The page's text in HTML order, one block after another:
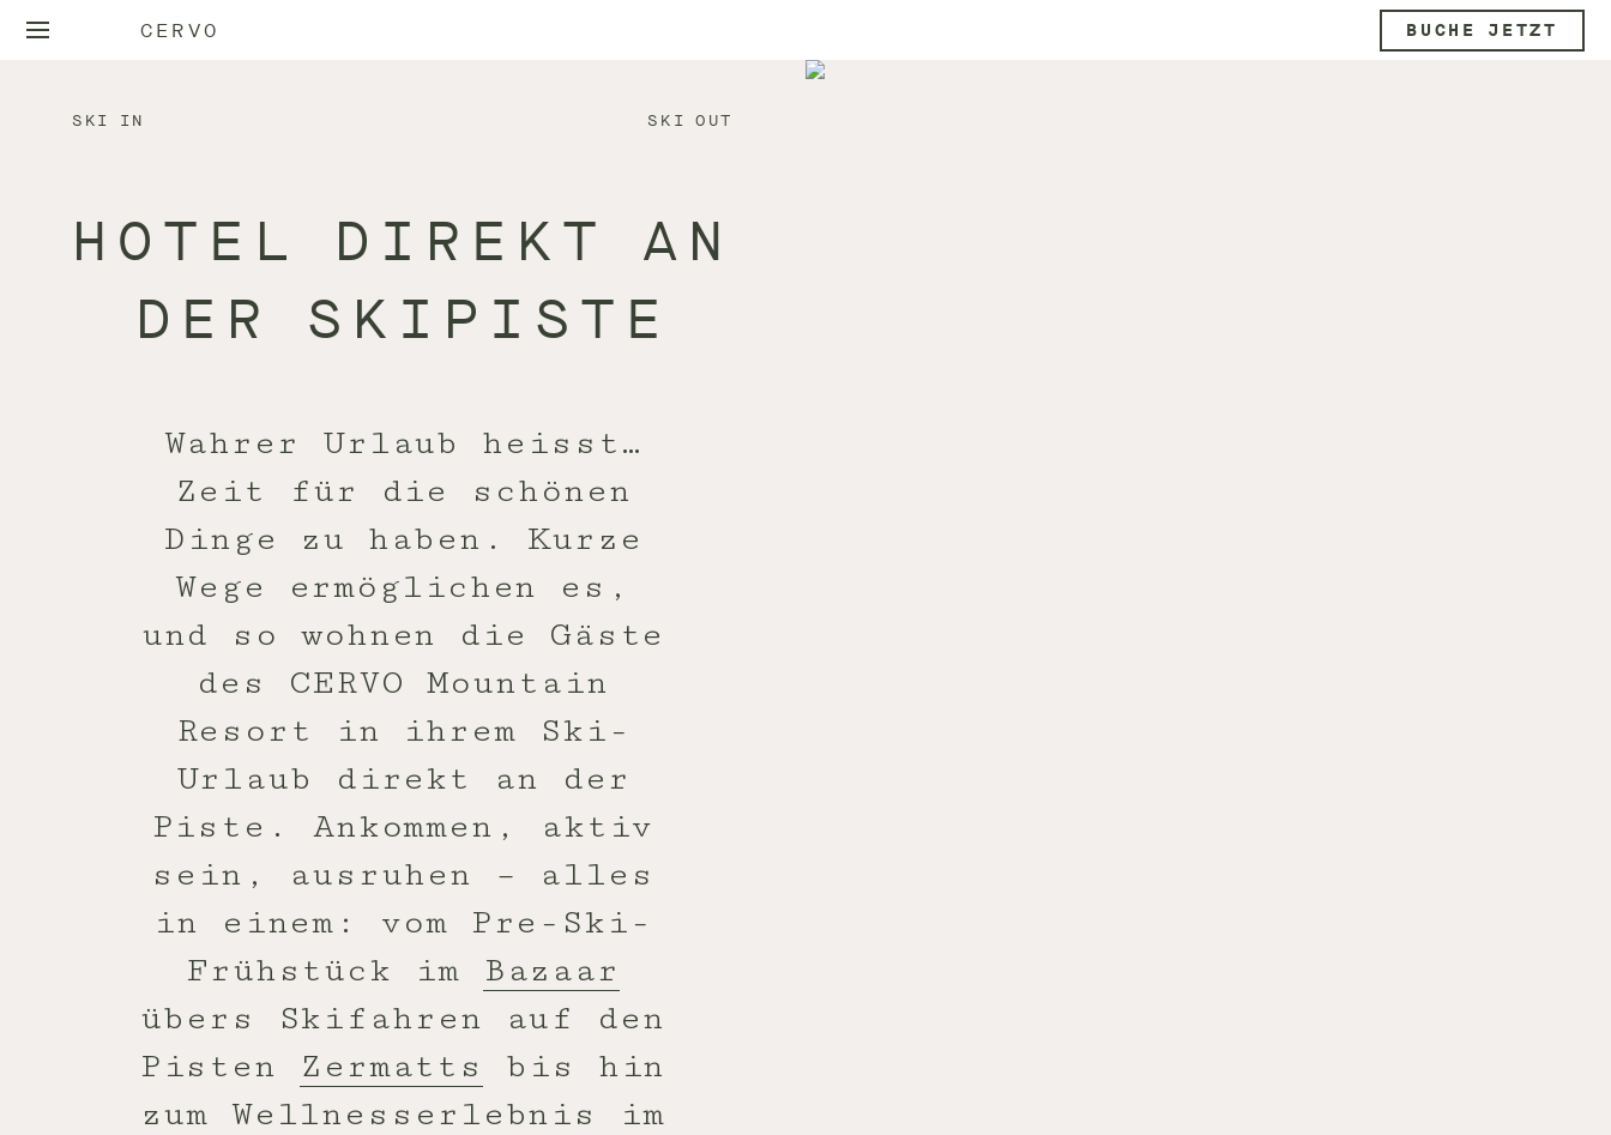
CERVO BUCHE JETZT
SKI IN SKI OUT
HOTEL DIREKT AN
DER SKIPISTE
Wahrer Urlaub heisst…
Zeit für die schönen
Dinge zu haben. Kurze
Wege ermöglichen es,
und so wohnen die Gäste
des CERVO Mountain
Resort in ihrem Ski-
Urlaub direkt an der
Piste. Ankommen, aktiv
sein, ausruhen – alles
in einem: vom Pre-Ski-
Frühstück im
Bazaar
übers Skifahren auf den
Pisten Zermatts
bis hin
zum Wellnesserlebnis im